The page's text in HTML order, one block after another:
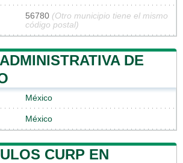
56780 (Otro municipio tiene el mismo
código postal)
DE
México
México
CURP EN